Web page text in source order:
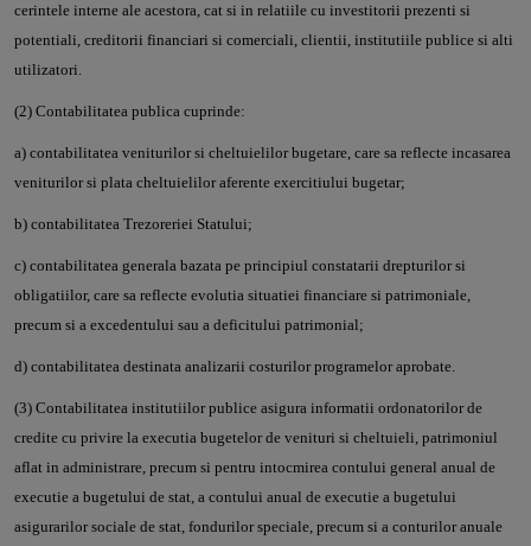
cerintele interne ale acestora, cat si in relatiile cu investitorii prezenti si
potentiali, creditorii financiari si comerciali, clientii, institutiile publice si alti
utilizatori.
(2) Contabilitatea publica cuprinde:
a) contabilitatea veniturilor si cheltuielilor bugetare, care sa reflecte incasarea
veniturilor si plata cheltuielilor aferente exercitiului bugetar;
b) contabilitatea Trezoreriei Statului;
c) contabilitatea generala bazata pe principiul constatarii drepturilor si
obligatiilor, care sa reflecte evolutia situatiei financiare si patrimoniale,
precum si a excedentului sau a deficitului patrimonial;
d) contabilitatea destinata analizarii costurilor programelor aprobate.
(3) Contabilitatea institutiilor publice asigura informatii ordonatorilor de
credite cu privire la executia bugetelor de venituri si cheltuieli, patrimoniul
aflat in administrare, precum si pentru intocmirea contului general anual de
executie a bugetului de stat, a contului anual de executie a bugetului
asigurarilor sociale de stat, fondurilor speciale, precum si a conturilor anuale